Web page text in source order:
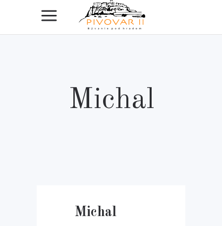
Michal
Michal